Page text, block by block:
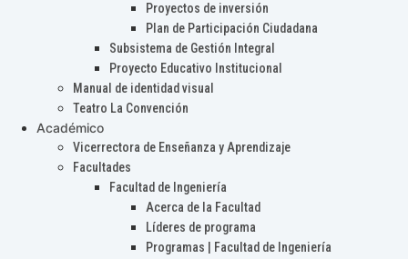
Proyectos de inversión
Plan de Participación Ciudadana
Subsistema de Gestión Integral
Proyecto Educativo Institucional
Manual de identidad visual
Teatro La Convención
Académico
Vicerrectora de Enseñanza y Aprendizaje
Facultades
Facultad de Ingeniería
Acerca de la Facultad
Líderes de programa
Programas | Facultad de Ingeniería